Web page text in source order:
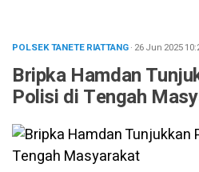
POLSEK TANETE RIATTANG· 26 Jun 2025
Bripka Hamdan
Polisi di Tengah